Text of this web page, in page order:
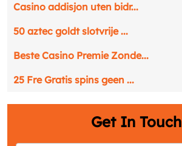
Casino addisjon uten bidr...
50 aztec goldt slotvrije ...
Beste Casino Premie Zonde...
25 Fre Gratis spins geen ...
Get In Touch